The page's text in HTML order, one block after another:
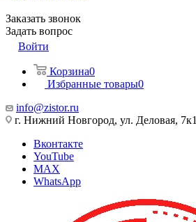
Заказать звонок
Задать вопрос
Войти
Корзина0
Избранные товары0
info@zistor.ru
г. Нижний Новгород, ул. Деловая, 7к1
Вконтакте
YouTube
MAX
WhatsApp